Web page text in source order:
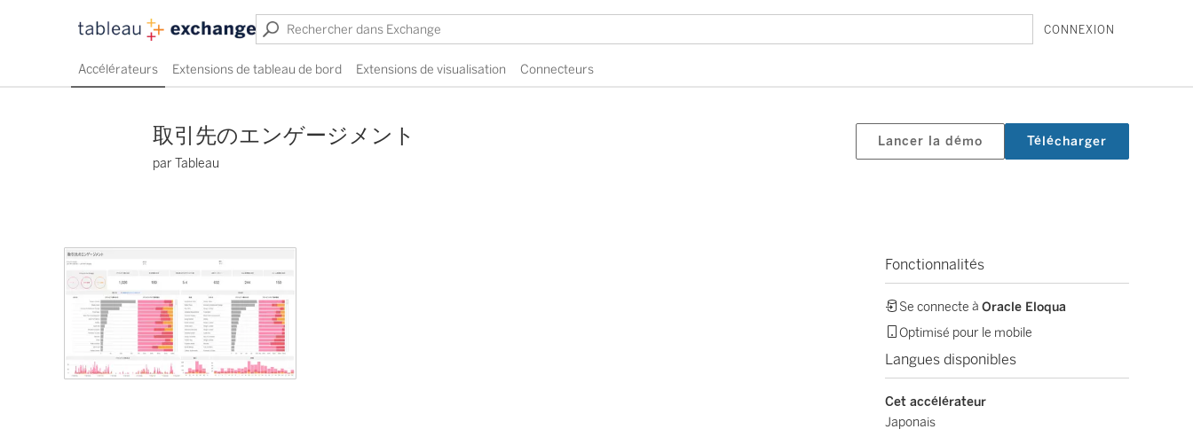
CONNEXION
Accélérateurs Extensions de tableau de bord Extensions de visualisation Connecteurs
取引先のエンゲージメント
par Tableau
Lancer la démo Télécharger
Fonctionnalités
Se connecte à Oracle Eloqua
Optimisé pour le mobile
Langues disponibles
Cet accélérateur
Japonais